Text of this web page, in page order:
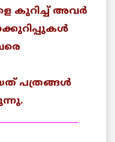
കുറിച്ച് അവര്‍
പത്രങ്ങള്‍